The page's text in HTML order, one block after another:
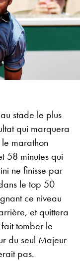
stade le plus
qui marquera
marathon
58 minutes qui
ne finisse par
le top 50
ce niveau
et quittera
tomber le
du seul Majeur
pas.